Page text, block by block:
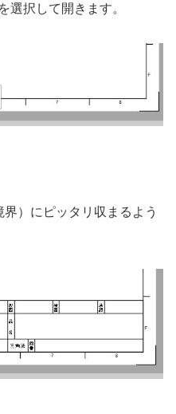
選択して開きます。
界）にピッタリ収まるよう